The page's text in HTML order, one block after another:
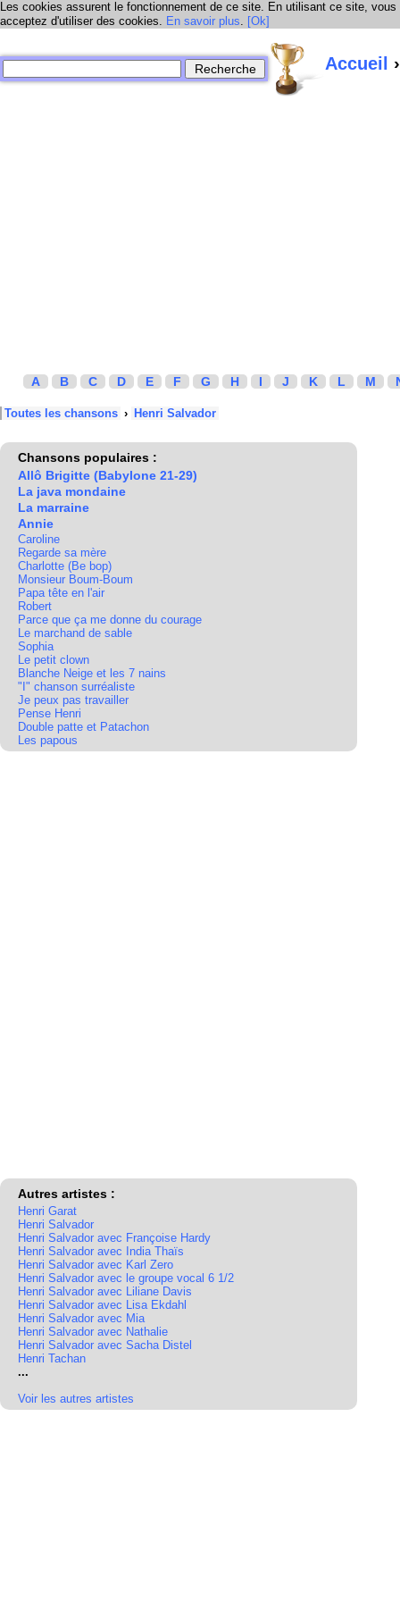
Les cookies assurent le fonctionnement de ce site. En utilisant ce site, vous
acceptez d'utiliser des cookies. En savoir plus. [Ok]
Accueil
A B C D E F G H I J K L M
Toutes les chansons › Henri Salvador
Chansons populaires :
Allô Brigitte (Babylone 21-29)
La java mondaine
La marraine
Annie
Caroline
Regarde sa mère
Charlotte (Be bop)
Monsieur Boum-Boum
Papa tête en l'air
Robert
Parce que ça me donne du courage
Le marchand de sable
Sophia
Le petit clown
Blanche Neige et les 7 nains
"I" chanson surréaliste
Je peux pas travailler
Pense Henri
Double patte et Patachon
Les papous
Autres artistes :
Henri Garat
Henri Salvador
Henri Salvador avec Françoise Hardy
Henri Salvador avec India Thaïs
Henri Salvador avec Karl Zero
Henri Salvador avec le groupe vocal 6 1/2
Henri Salvador avec Liliane Davis
Henri Salvador avec Lisa Ekdahl
Henri Salvador avec Mia
Henri Salvador avec Nathalie
Henri Salvador avec Sacha Distel
Henri Tachan
...
Voir les autres artistes